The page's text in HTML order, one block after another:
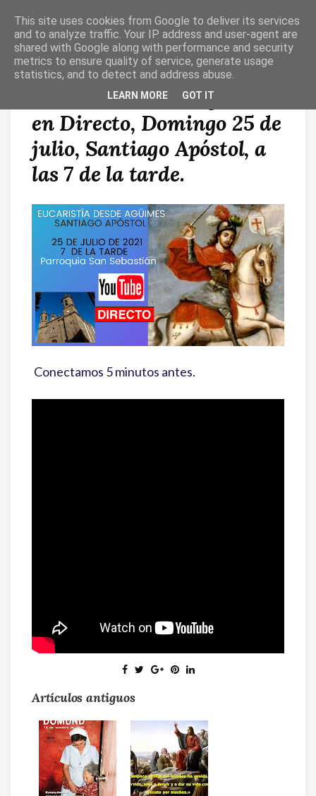
T
O
G
Eucaristía desde Agüimes
en Directo, Domingo 25 de
julio, Santiago Apóstol, a
las 7 de la tarde.
Conectamos 5 minutos antes.
Artículos antiguos
This site uses cookies from Google to deliver its services
and to analyze traffic. Your IP address and user-agent are
shared with Google along with performance and security
metrics to ensure quality of service, generate usage
statistics, and to detect and address abuse.
LEARN MORE GOT IT